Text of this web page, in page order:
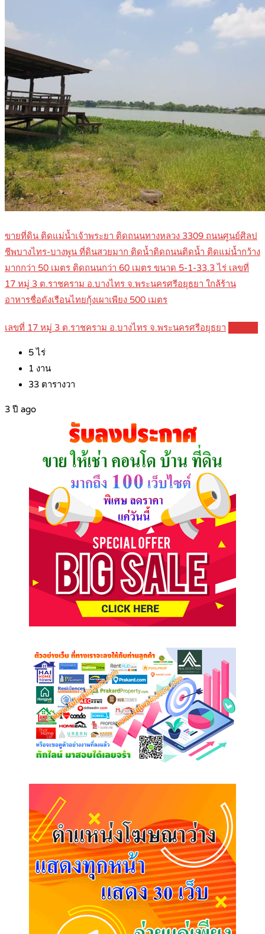
ขายที่ดิน ติดแม่น้ำเจ้าพระยา ติดถนนทางหลวง 3309 ถนนศูนย์ศิลป
ชีพบางไทร-บางพูน ที่ดินสวยมาก ติดน้ำติดถนนติดน้ำ ติดแม่น้ำกว้าง
มากกว่า 50 เมตร ติดถนนกว่า 60 เมตร ขนาด 5-1-33.3 ไร่ เลขที่
17 หมู่ 3 ต.ราชคราม อ.บางไทร จ.พระนครศรีอยุธยา ใกล้ร้าน
อาหารชื่อดังเรือนไทยกุ้งเผาเพียง 500 เมตร
เลขที่ 17 หมู่ 3 ต.ราชคราม อ.บางไทร จ.พระนครศรีอยุธยา
5ไร่
1 งาน
33 ตารางวา
3 ปี ago